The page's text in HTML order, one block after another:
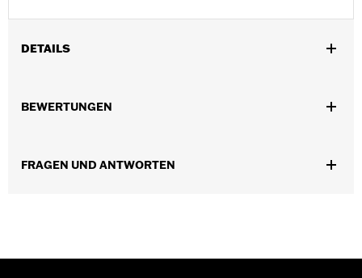
DETAILS
RH975S ab ’23, RA1250ST ab ’25 und RA1250SE ab ’24.
In der Box: Nockenwellenrad-Medaillons und
BEWERTUNGEN
FRAGEN UND ANTWORTEN